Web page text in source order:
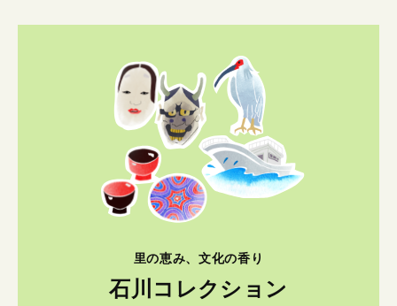
里の恵み、文化の香り
石川コレクション